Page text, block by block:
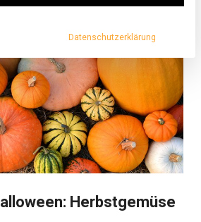
Herbstgemüse
Datenschutzerklärung